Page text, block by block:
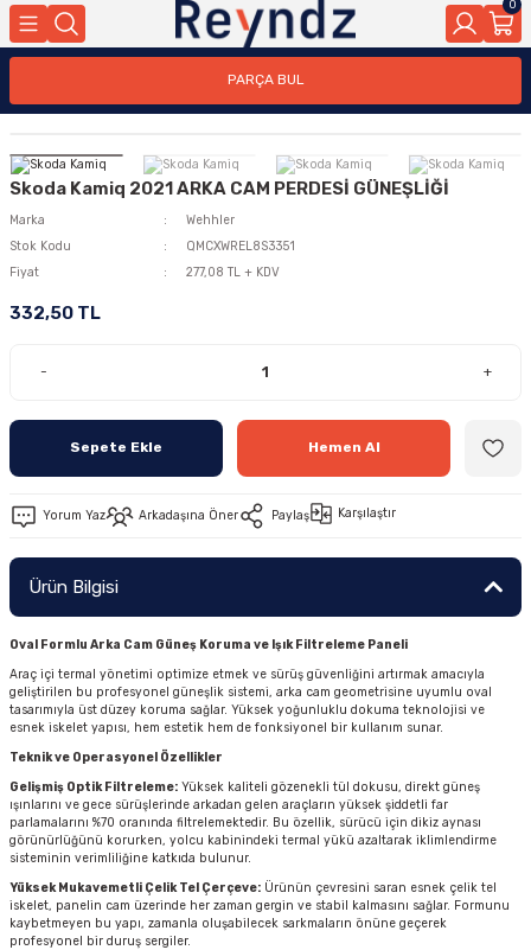
0
PARÇA BUL
Skoda Kamiq 2021 ARKA CAM PERDESİ GÜNEŞLİĞİ
Marka
Wehhler
Stok Kodu
QMCXWREL8S3351
Fiyat
277,08 TL + KDV
332,50 TL
- +
Sepete Ekle Hemen Al
Yorum Yaz Arkadaşına Öner Paylaş Karşılaştır
Ürün Bilgisi
Oval Formlu Arka Cam Güneş Koruma ve Işık Filtreleme Paneli
Araç içi termal yönetimi optimize etmek ve sürüş güvenliğini artırmak amacıyla
geliştirilen bu profesyonel güneşlik sistemi, arka cam geometrisine uyumlu oval
tasarımıyla üst düzey koruma sağlar. Yüksek yoğunluklu dokuma teknolojisi ve
esnek iskelet yapısı, hem estetik hem de fonksiyonel bir kullanım sunar.
Teknik ve Operasyonel Özellikler
Gelişmiş Optik Filtreleme: Yüksek kaliteli gözenekli tül dokusu, direkt güneş
ışınlarını ve gece sürüşlerinde arkadan gelen araçların yüksek şiddetli far
parlamalarını %70 oranında filtrelemektedir. Bu özellik, sürücü için dikiz aynası
görünürlüğünü korurken, yolcu kabinindeki termal yükü azaltarak iklimlendirme
sisteminin verimliliğine katkıda bulunur.
Yüksek Mukavemetli Çelik Tel Çerçeve: Ürünün çevresini saran esnek çelik tel
iskelet, panelin cam üzerinde her zaman gergin ve stabil kalmasını sağlar. Formunu
kaybetmeyen bu yapı, zamanla oluşabilecek sarkmaların önüne geçerek
profesyonel bir duruş sergiler.